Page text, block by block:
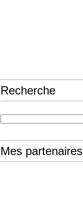
Recherche
Mes partenaires